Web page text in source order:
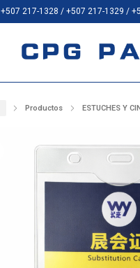
+507 217-1328 / +507 217-1329 /
Productos ESTUCHES Y